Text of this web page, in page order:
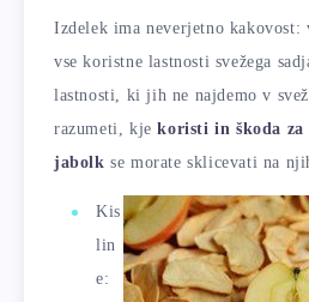
Izdelek ima neverjetno kakovost:
vse koristne lastnosti svežega
lastnosti, ki jih ne najdemo v
razumeti, kjekoristi in škoda za
jabolk se morate sklicevati na
Kis
lin
e: